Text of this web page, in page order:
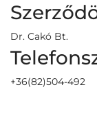
Dr. Cakó Bt.
+36(82)504-492